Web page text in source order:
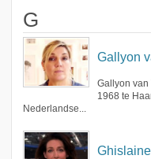
G
Gallyon
Gallyon van
1968 te
Nederlandse...